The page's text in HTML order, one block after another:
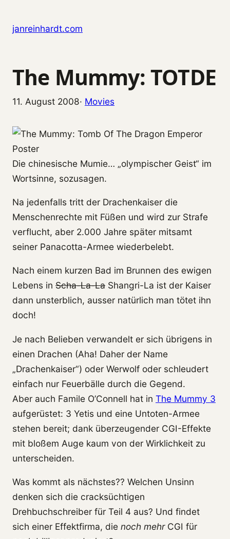
janreinhardt.com
The Mummy: TOTDE
11. August 2008· Movies
Die chinesische Mumie… „olympischer Geist“ im
Wortsinne, sozusagen.
Na jedenfalls tritt der Drachenkaiser die
Menschenrechte mit Füßen und wird zur Strafe
verflucht, aber 2.000 Jahre später mitsamt
seiner Panacotta-Armee wiederbelebt.
Nach einem kurzen Bad im Brunnen des ewigen
Lebens in Scha-La-La Shangri-La ist der Kaiser
dann unsterblich, ausser natürlich man tötet ihn
doch!
Je nach Belieben verwandelt er sich übrigens in
einen Drachen (Aha! Daher der Name
„Drachenkaiser“) oder Werwolf oder schleudert
einfach nur Feuerbälle durch die Gegend.
Aber auch Famile O’Connell hat in The Mummy 3
aufgerüstet: 3 Yetis und eine Untoten-Armee
stehen bereit; dank überzeugender CGI-Effekte
mit bloßem Auge kaum von der Wirklichkeit zu
unterscheiden.
Was kommt als nächstes?? Welchen Unsinn
denken sich die cracksüchtigen
Drehbuchschreiber für Teil 4 aus? Und findet
sich einer Effektfirma, die noch mehrCGI für